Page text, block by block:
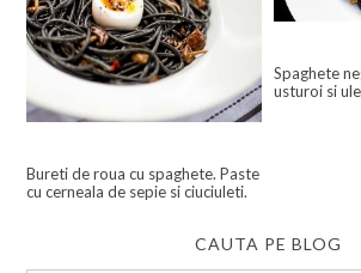
Bureti de roua cu spaghete. Paste
cu cerneala de sepie si ciuciuleti.
Spaghete
usturoi si
CAUTA PE BLOG